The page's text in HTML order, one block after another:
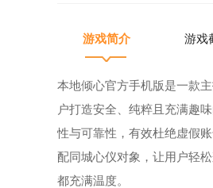
游戏简介 游戏
本地倾心官方手机版是一款
户打造安全、纯粹且充满趣
性与可靠性，有效杜绝虚假
配同城心仪对象，让用户轻
都充满温度。